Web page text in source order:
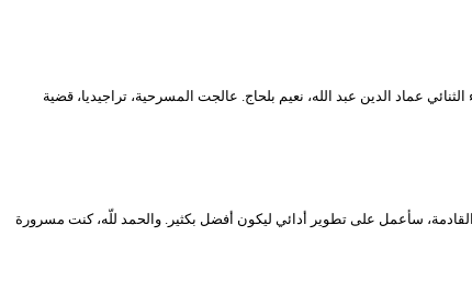
“حراسة الروح”، نص وإخراج حمزة رحماني، أداء الثنائي عماد الدين عبد الله، نعيم بلحاج. عالجت المسرحية، تراجيديا، قضية
للعرض مدّة 10 أيّام فقط حفظا وتدرّبا، وإن شاء اللّه في العروض القادمة، سأعمل على تطوير أدائي ليكون أفضل بكثير. والحمد للّه، كنت مسرورة